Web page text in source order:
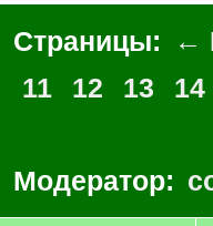
Страницы: ←
11
12 13 14
Модератор: